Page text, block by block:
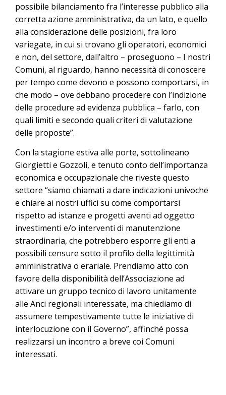
possibile bilanciamento fra l’interesse pubblico alla
corretta azione amministrativa, da un lato, e quello
alla considerazione delle posizioni, fra loro
variegate, in cui si trovano gli operatori, economici
e non, del settore, dall’altro – proseguono – I nostri
Comuni, al riguardo, hanno necessità di conoscere
per tempo come devono e possono comportarsi, in
che modo – ove debbano procedere con l’indizione
delle procedure ad evidenza pubblica – farlo, con
quali limiti e secondo quali criteri di valutazione
delle proposte”.
Con la stagione estiva alle porte, sottolineano
Giorgietti e Gozzoli, e tenuto conto dell’importanza
economica e occupazionale che riveste questo
settore “siamo chiamati a dare indicazioni univoche
e chiare ai nostri uffici su come comportarsi
rispetto ad istanze e progetti aventi ad oggetto
investimenti e/o interventi di manutenzione
straordinaria, che potrebbero esporre gli enti a
possibili censure sotto il profilo della legittimità
amministrativa o erariale. Prendiamo atto con
favore della disponibilità dell’Associazione ad
attivare un gruppo tecnico di lavoro unitamente
alle Anci regionali interessate, ma chiediamo di
assumere tempestivamente tutte le iniziative di
interlocuzione con il Governo”, affinché possa
realizzarsi un incontro a breve coi Comuni
interessati.